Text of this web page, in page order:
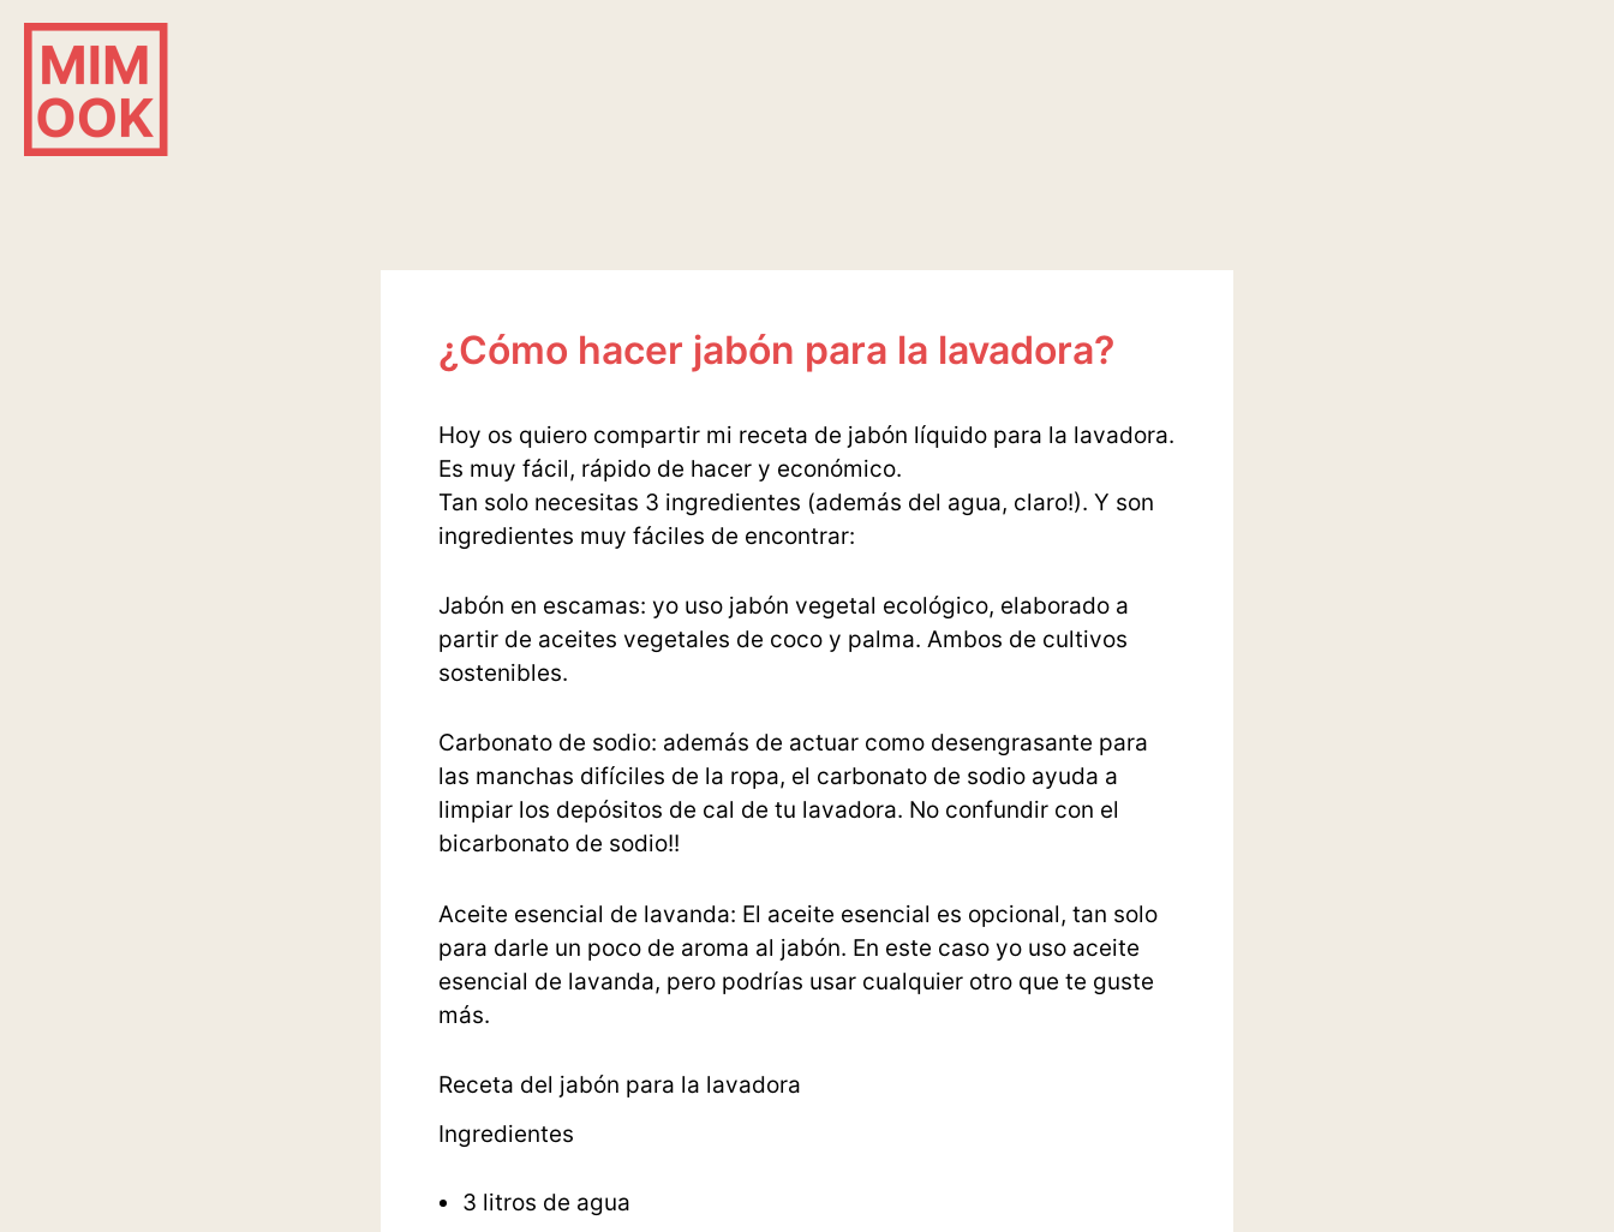
contenido
¿Cómo hacer jabón para la lavadora?
Hoy os quiero compartir mi receta de jabón líquido para la lavadora.
Es muy fácil, rápido de hacer y económico.
Tan solo necesitas 3 ingredientes (además del agua, claro!). Y son
ingredientes muy fáciles de encontrar:
Jabón en escamas: yo uso jabón vegetal ecológico, elaborado a
partir de aceites vegetales de coco y palma. Ambos de cultivos
sostenibles.
Carbonato de sodio: además de actuar como desengrasante para
las manchas difíciles de la ropa, el carbonato de sodio ayuda a
limpiar los depósitos de cal de tu lavadora. No confundir con el
bicarbonato de sodio!!
Aceite esencial de lavanda: El aceite esencial es opcional, tan solo
para darle un poco de aroma al jabón. En este caso yo uso aceite
esencial de lavanda, pero podrías usar cualquier otro que te guste
más.
Receta del jabón para la lavadora
Ingredientes
3 litros de agua